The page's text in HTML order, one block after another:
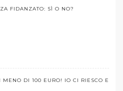
FIDANZATO: SÌ O NO?
MENO DI 100 EURO! IO CI RIESCO E